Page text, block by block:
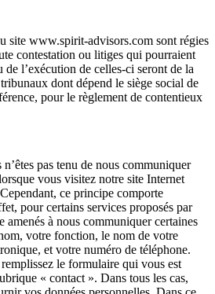
site www.spirit-advisors.com sont régies
contestation ou litiges qui pourraient
de l’exécution de celles-ci seront de la
dont dépend le siège social de
pour le règlement de contentieux
pas tenu de nous communiquer
vous visitez notre site Internet
ce principe comporte
pour certains services proposés par
amenés à nous communiquer certaines
votre fonction, le nom de votre
et votre numéro de téléphone.
le formulaire qui vous est
« contact ». Dans tous les cas,